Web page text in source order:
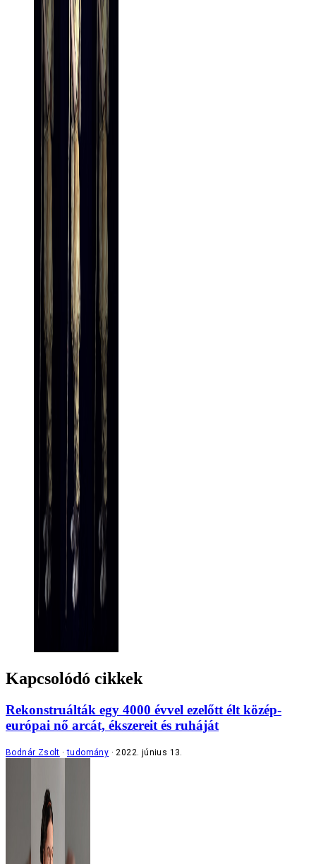
Kapcsolódó cikkek
Rekonstruálták egy 4000 évvel ezelőtt élt közép-
európai nő arcát, ékszereit és ruháját
Bodnár Zsolt tudomány 2022. június 13.